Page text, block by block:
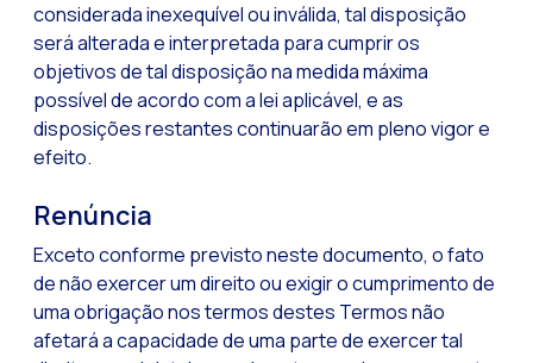
considerada inexequível ou inválida, tal disposição
será alterada e interpretada para cumprir os
objetivos de tal disposição na medida máxima
possível de acordo com a lei aplicável, e as
disposições restantes continuarão em pleno vigor e
efeito.
Renúncia
Exceto conforme previsto neste documento, o fato
de não exercer um direito ou exigir o cumprimento de
uma obrigação nos termos destes Termos não
afetará a capacidade de uma parte de exercer tal